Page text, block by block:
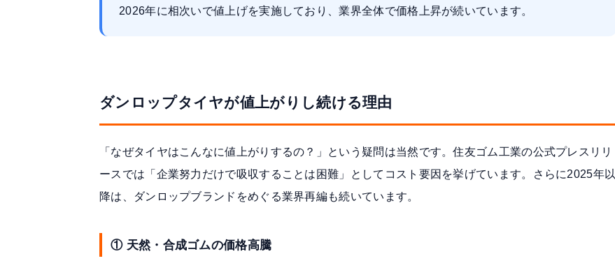
2026年に相次いで値上げを実施しており、業界全体で価格上昇が続いています。
ダンロップタイヤが値上がりし続ける理由
「なぜタイヤはこんなに値上がりするの？」という疑問は当然です。住友ゴム工業の公式プレスリリ
ースでは「企業努力だけで吸収することは困難」としてコスト要因を挙げています。さらに2025年以
降は、ダンロップブランドをめぐる業界再編も続いています。
① 天然・合成ゴムの価格高騰